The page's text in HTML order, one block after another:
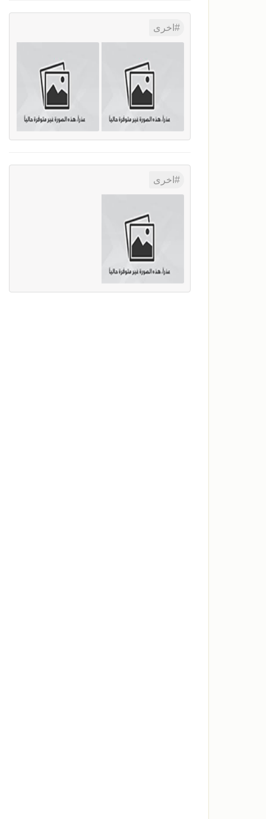
اخرى
اخرى